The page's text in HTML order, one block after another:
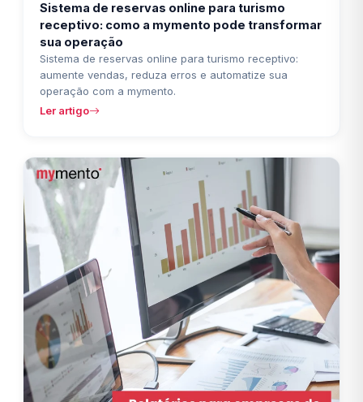
Sistema de reservas online para turismo
receptivo: como a mymento pode transformar
sua operação
Sistema de reservas online para turismo receptivo:
aumente vendas, reduza erros e automatize sua
operação com a mymento.
Ler artigo